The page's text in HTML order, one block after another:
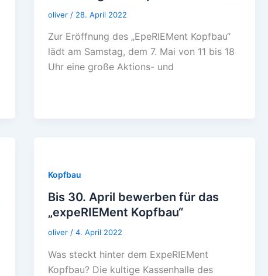
oliver / 28. April 2022
Zur Eröffnung des „EpeRIEMent Kopfbau“
lädt am Samstag, dem 7. Mai von 11 bis 18
Uhr eine große Aktions- und
Kopfbau
Bis 30. April bewerben für das
„expeRIEMent Kopfbau“
oliver / 4. April 2022
Was steckt hinter dem ExpeRIEMent
Kopfbau? Die kultige Kassenhalle des